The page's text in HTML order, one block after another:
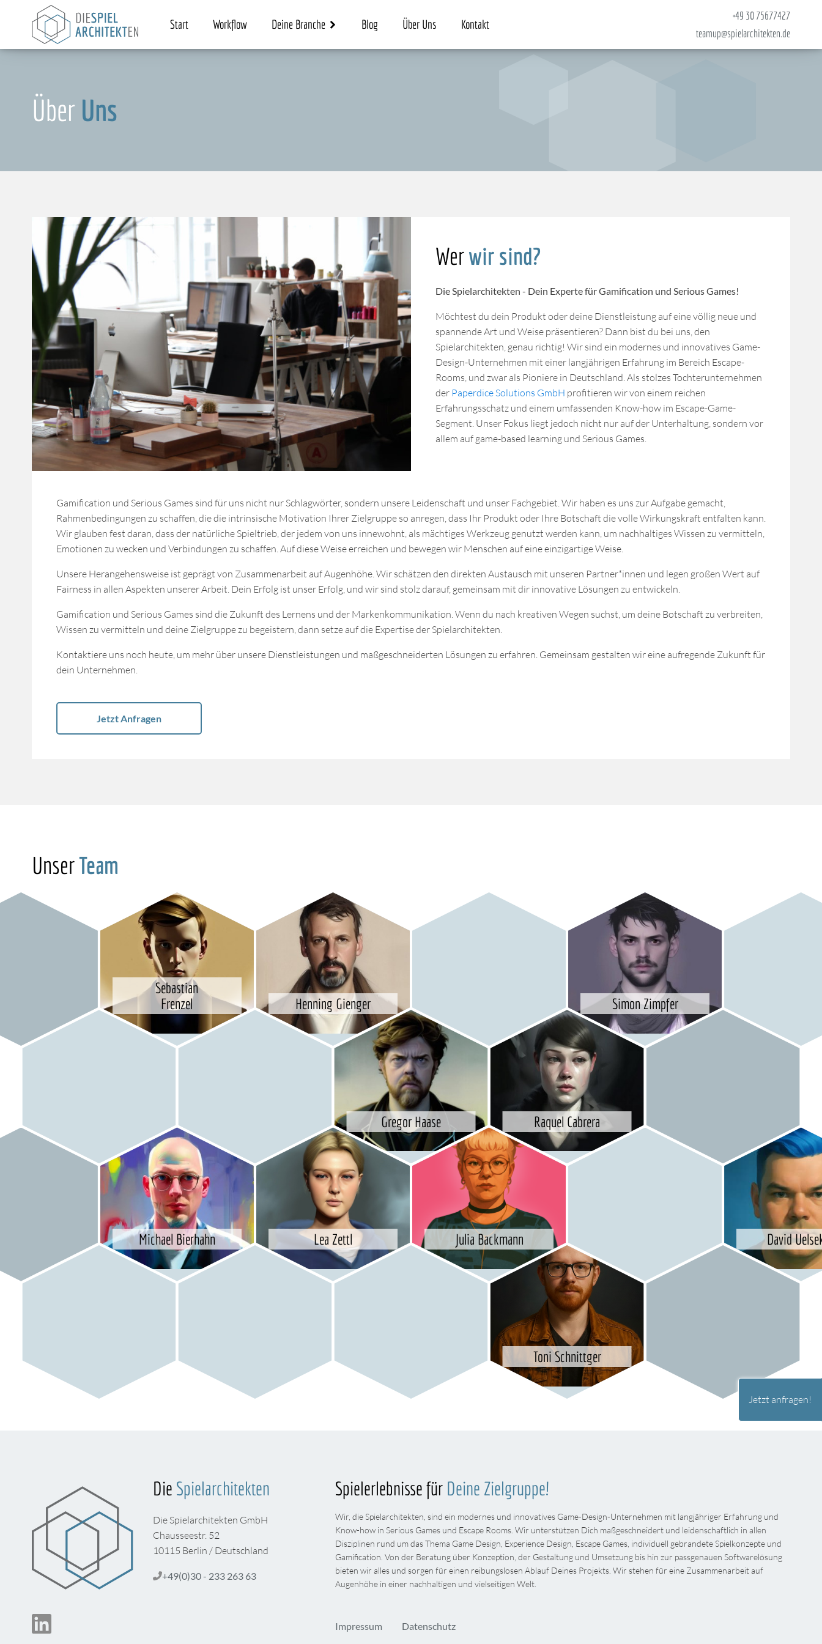
Start Workflow Deine Branche Blog Über Uns Kontakt
+49 30 75677427
teamup@spielarchitekten.de
Jetzt anfragen!
Über Uns
Werwir sind?
Die Spielarchitekten - Dein Experte für Gamification und Serious Games!
Möchtest du dein Produkt oder deine Dienstleistung auf eine völlig neue und
spannende Art und Weise präsentieren? Dann bist du bei uns, den
Spielarchitekten, genau richtig! Wir sind ein modernes und innovatives Game-
Design-Unternehmen mit einer langjährigen Erfahrung im Bereich Escape-
Rooms, und zwar als Pioniere in Deutschland. Als stolzes Tochterunternehmen
der Paperdice Solutions GmbH profitieren wir von einem reichen
Erfahrungsschatz und einem umfassenden Know-how im Escape-Game-
Segment. Unser Fokus liegt jedoch nicht nur auf der Unterhaltung, sondern vor
allem auf game-based learning und Serious Games.
Gamification und Serious Games sind für uns nicht nur Schlagwörter, sondern unsere Leidenschaft und unser Fachgebiet. Wir haben es uns zur Aufgabe gemacht,
Rahmenbedingungen zu schaffen, die die intrinsische Motivation Ihrer Zielgruppe so anregen, dass Ihr Produkt oder Ihre Botschaft die volle Wirkungskraft entfalten kann.
Wir glauben fest daran, dass der natürliche Spieltrieb, der jedem von uns innewohnt, als mächtiges Werkzeug genutzt werden kann, um nachhaltiges Wissen zu vermitteln,
Emotionen zu wecken und Verbindungen zu schaffen. Auf diese Weise erreichen und bewegen wir Menschen auf eine einzigartige Weise.
Unsere Herangehensweise ist geprägt von Zusammenarbeit auf Augenhöhe. Wir schätzen den direkten Austausch mit unseren Partner*innen und legen großen Wert auf
Fairness in allen Aspekten unserer Arbeit. Dein Erfolg ist unser Erfolg, und wir sind stolz darauf, gemeinsam mit dir innovative Lösungen zu entwickeln.
Gamification und Serious Games sind die Zukunft des Lernens und der Markenkommunikation. Wenn du nach kreativen Wegen suchst, um deine Botschaft zu verbreiten,
Wissen zu vermitteln und deine Zielgruppe zu begeistern, dann setze auf die Expertise der Spielarchitekten.
Kontaktiere uns noch heute, um mehr über unsere Dienstleistungen und maßgeschneiderten Lösungen zu erfahren. Gemeinsam gestalten wir eine aufregende Zukunft für
dein Unternehmen.
Jetzt Anfragen
UnserTeam
Sebastian
Frenzel
Henning Gienger Simon Zimpfer
Gregor Haase Raquel Cabrera
Michael Bierhahn Lea Zettl Julia Backmann David
Toni Schnittger
Die Spielarchitekten
Die Spielarchitekten GmbH
Chausseestr. 52
10115 Berlin / Deutschland
+49(0)30 - 233 263 63
Spielerlebnisse für Deine Zielgruppe!
Wir, die Spielarchitekten, sind ein modernes und innovatives Game-Design-Unternehmen mit langjähriger Erfahrung und
Know-how in Serious Games und Escape Rooms. Wir unterstützen Dich maßgeschneidert und leidenschaftlich in allen
Disziplinen rund um das Thema Game Design, Experience Design, Escape Games, individuell gebrandete Spielkonzepte und
Gamification. Von der Beratung über Konzeption, der Gestaltung und Umsetzung bis hin zur passgenauen Softwarelösung
bieten wir alles und sorgen für einen reibungslosen Ablauf Deines Projekts. Wir stehen für eine Zusammenarbeit auf
Augenhöhe in einer nachhaltigen und vielseitigen Welt.
Impressum Datenschutz